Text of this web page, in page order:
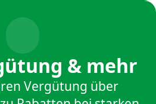
& mehr
Vergütung über